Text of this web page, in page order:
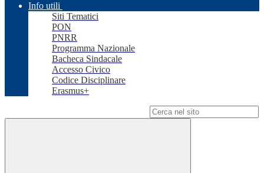
Info utili
Siti Tematici
PON
PNRR
Programma Nazionale
Bacheca Sindacale
Accesso Civico
Codice Disciplinare
Erasmus+